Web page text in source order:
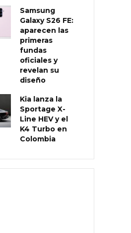
Samsung
Galaxy S26 FE:
aparecen las
primeras
fundas
oficiales y
revelan su
diseño
Kia lanza la
Sportage X-
Line HEV y el
K4 Turbo en
Colombia